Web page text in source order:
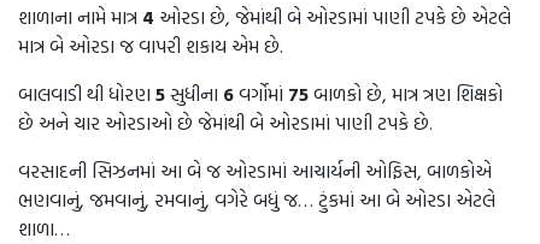
શાળાના નામે માત્ર 4 ઓરડા છે, જેમાંથી બે ઓરડામાં પાણી ટપકે છે એટલે
માત્ર બે ઓરડા જ વાપરી શકાય એમ છે.
બાલવાડી થી ધોરણ 5સુધીના 6વર્ગોમાં 75બાળકો છે, માત્ર ત્રણ શિક્ષકો
છે અને ચાર ઓરડાઓ છે જેમાંથી બે ઓરડામાં પાણી ટપકે છે.
વરસાદની સિઝનમાં આ બે જ ઓરડામાં આચાર્યની ઓફિસ, બાળકોએ
ભણવાનું, જમવાનું, રમવાનું, વગેરે બધું જ… ટુંકમાં આ બે ઓરડા એટલે
શાળા…